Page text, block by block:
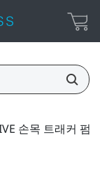
손목 트래커 펌